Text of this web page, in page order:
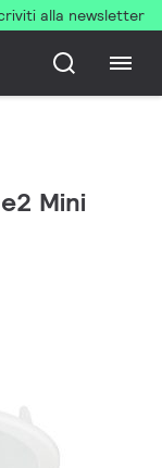
alla newsletter
Mini